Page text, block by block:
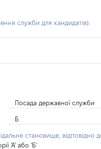
служби для кандидатів):
Посада державної служби
Б
становище, відповідно
'А' або 'Б'